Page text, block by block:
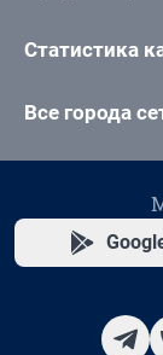
Статистика
Все города